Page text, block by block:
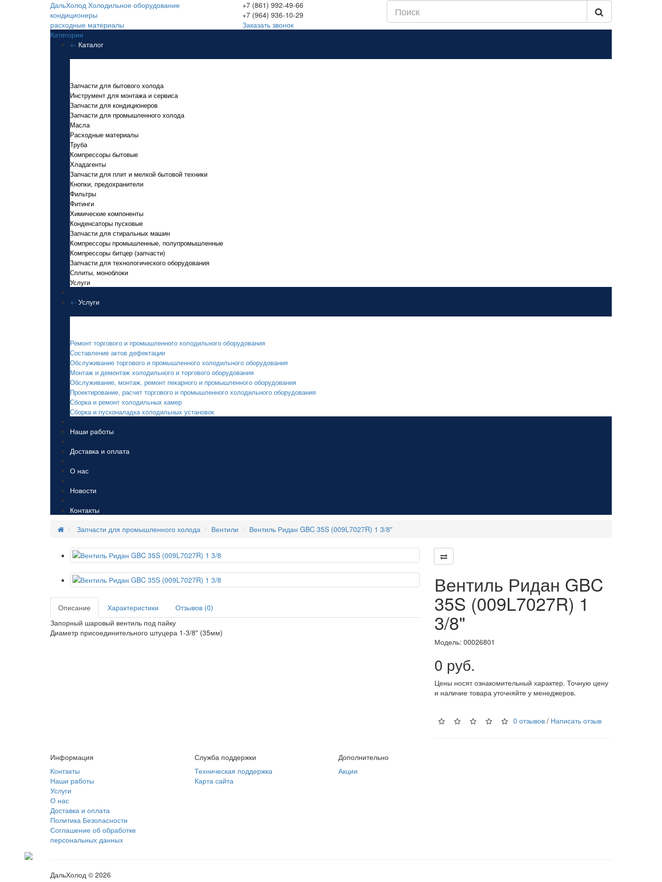
ДальХолод Холодильное оборудование
кондиционеры
расходные материалы
+7 (861) 992-49-66
+7 (964) 936-10-29
Заказать звонок
Категории
+- Каталог
Запчасти для бытового холода
Инструмент для монтажа и сервиса
Запчасти для кондиционеров
Запчасти для промышленного холода
Масла
Расходные материалы
Труба
Компрессоры бытовые
Хладагенты
Запчасти для плит и мелкой бытовой техники
Кнопки, предохранители
Фильтры
Фитинги
Химические компоненты
Конденсаторы пусковые
Запчасти для стиральных машин
Компрессоры промышленные, полупромышленные
Компрессоры битцер (запчасти)
Запчасти для технологического оборудования
Сплиты, моноблоки
Услуги
+- Услуги
Ремонт торгового и промышленного холодильного оборудования
Составление актов дефектации
Обслуживание торгового и промышленного холодильного оборудования
Монтаж и демонтаж холодильного и торгового оборудования
Обслуживание, монтаж, ремонт пекарного и промышленного оборудования
Проектирование, расчет торгового и промышленного холодильного оборудования
Сборка и ремонт холодильных камер
Сборка и пусконаладка холодильных установок
Наши работы
Доставка и оплата
О нас
Новости
Контакты
Запчасти для промышленного холода
Вентили Вентиль Ридан GBC 35S (009L7027R) 1 3/8"
Описание Характеристики
Отзывов (0)
Запорный шаровый вентиль под пайку
Диаметр присоединительного штуцера 1-3/8" (35мм)
Вентиль Ридан GBC
35S (009L7027R) 1
3/8"
Модель: 00026801
0 руб.
Цены носят ознакомительный характер. Точную цену
и наличие товара уточняйте у менеджеров.
0 отзывов / Написать отзыв
Информация
Контакты
Наши работы
Услуги
О нас
Доставка и оплата
Политика Безопасности
Соглашение об обработке
персональных данных
Служба поддержки
Техническая поддержка
Карта сайта
Дополнительно
Акции
ДальХолод © 2026